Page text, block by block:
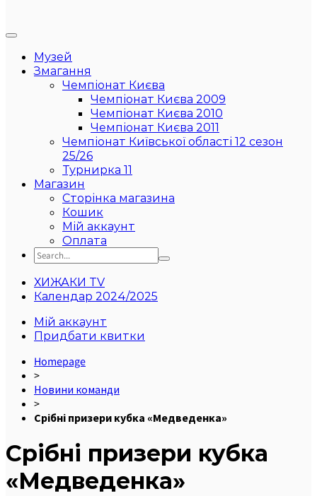
Музей
Змагання
Чемпіонат Києва
Чемпіонат Києва 2009
Чемпіонат Києва 2010
Чемпіонат Києва 2011
Чемпіонат Київської області 12 сезон
25/26
Турнирка 11
Магазин
Сторінка магазина
Кошик
Мій аккаунт
Оплата
ХИЖАКИ TV
Календар 2024/2025
Мій аккаунт
Придбати квитки
Homepage
>
Новини команди
>
Срібні призери кубка «Медведенка»
Срібні призери кубка
«Медведенка»